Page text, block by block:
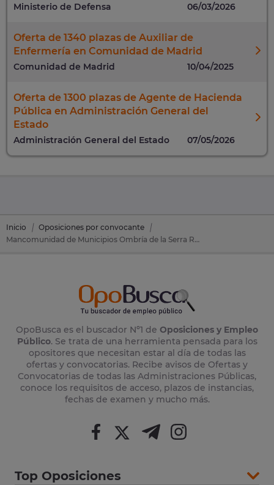
Ministerio de Defensa 06/03/2026
Oferta de 1340 plazas de Auxiliar de
Enfermería en Comunidad de Madrid
Comunidad de Madrid 10/04/2025
Oferta de 1300 plazas de Agente de Hacienda
Pública en Administración General del
Estado
Administración General del Estado 07/05/2026
Inicio
Oposiciones por convocante
Mancomunidad de Municipios Ombría de la Serra Requena
OpoBusca es el buscador Nº1 de Oposiciones y Empleo
Público. Se trata de una herramienta pensada para los
opositores que necesitan estar al día de todas las
ofertas y convocatorias. Recibe avisos de Ofertas y
Convocatorias de todas las Administraciones Públicas,
conoce los requisitos de acceso, plazos de instancias,
fechas de examen y mucho más.
Top Oposiciones